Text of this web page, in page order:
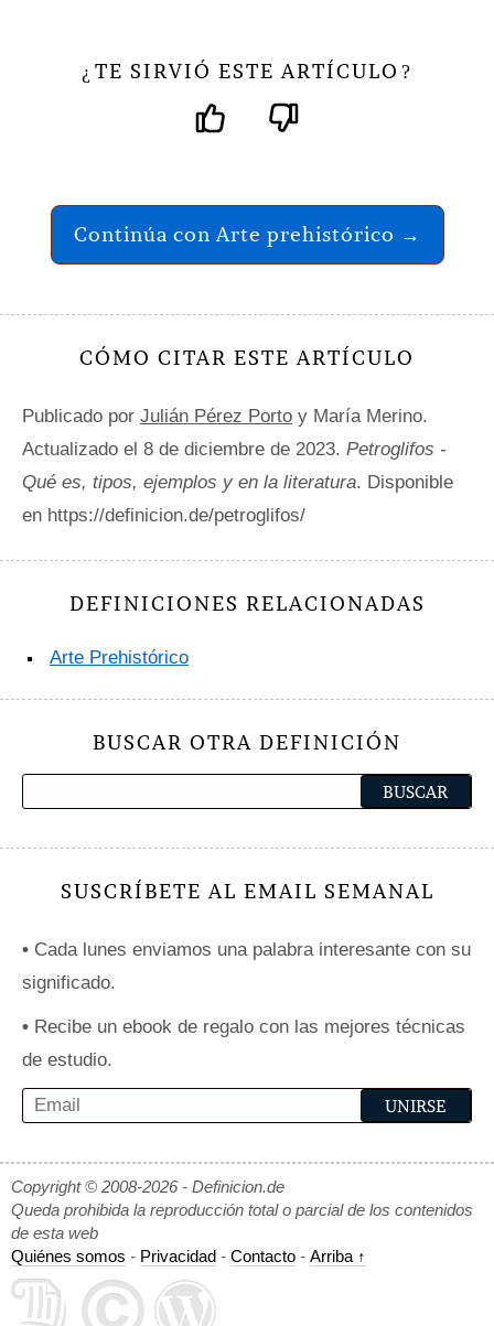
¿ TE SIRVIÓ ESTE ARTÍCULO ?
Continúa con Arte prehistórico →
CÓMO CITAR ESTE ARTÍCULO
Publicado por Julián Pérez Porto y María Merino.
Actualizado el 8 de diciembre de 2023. Petroglifos -
Qué es, tipos, ejemplos y en la literatura. Disponible
en https://definicion.de/petroglifos/
DEFINICIONES RELACIONADAS
Arte Prehistórico
BUSCAR OTRA DEFINICIÓN
SUSCRÍBETE AL EMAIL SEMANAL
• Cada lunes enviamos una palabra interesante con su
significado.
• Recibe un ebook de regalo con las mejores técnicas
de estudio.
Copyright © 2008-2026 - Definicion.de
Queda prohibida la reproducción total o parcial de los contenidos
de esta web
Quiénes somos - Privacidad - Contacto - Arriba ↑